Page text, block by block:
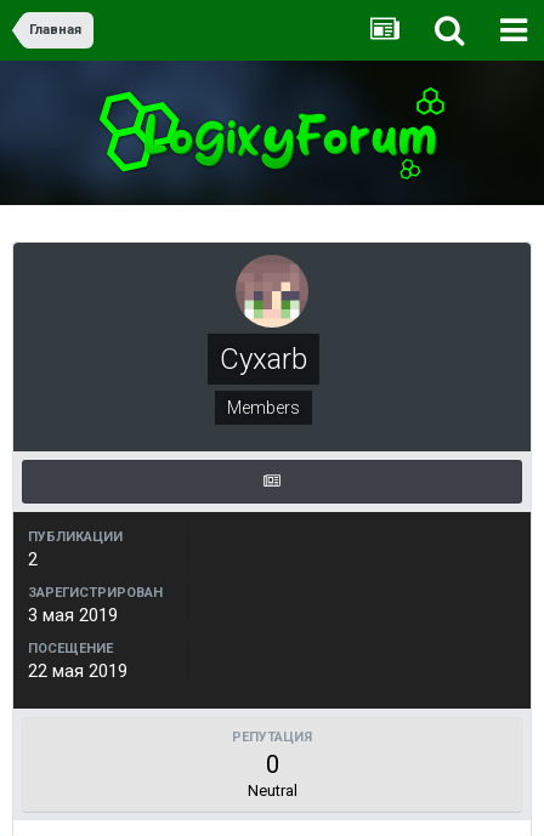
Главная
Cyxarb
Members
ПУБЛИКАЦИИ
2
ЗАРЕГИСТРИРОВАН
3 мая 2019
ПОСЕЩЕНИЕ
22 мая 2019
РЕПУТАЦИЯ
0
Neutral